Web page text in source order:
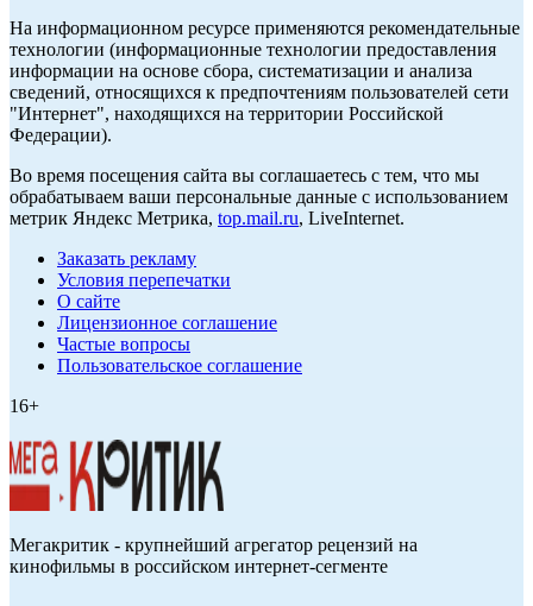
На информационном ресурсе применяются рекомендательные
технологии (информационные технологии предоставления
информации на основе сбора, систематизации и анализа
сведений, относящихся к предпочтениям пользователей сети
"Интернет", находящихся на территории Российской
Федерации).
Во время посещения сайта вы соглашаетесь с тем, что мы
обрабатываем ваши персональные данные с использованием
метрик Яндекс Метрика, top.mail.ru, LiveInternet.
Заказать рекламу
Условия перепечатки
О сайте
Лицензионное соглашение
Частые вопросы
Пользовательское соглашение
16+
Мегакритик - крупнейший агрегатор рецензий на
кинофильмы в российском интернет-сегменте